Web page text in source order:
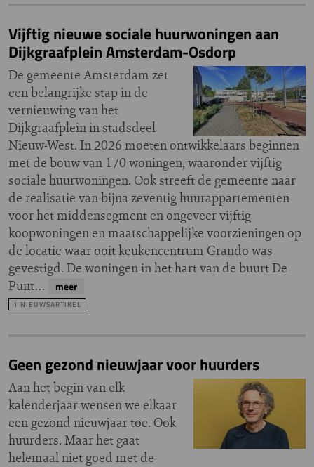
Vijftig nieuwe sociale huurwoningen aan
Dijkgraafplein Amsterdam-Osdorp
De gemeente Amsterdam zet
een belangrijke stap in de
vernieuwing van het
Dijkgraafplein in stadsdeel
Nieuw-West. In 2026 moeten ontwikkelaars beginnen
met de bouw van 170 woningen, waaronder vijftig
sociale huurwoningen. Ook streeft de gemeente naar
de realisatie van bijna zeventig huurappartementen
voor het middensegment en ongeveer vijftig
koopwoningen en maatschappelijke voorzieningen op
de locatie waar ooit keukencentrum Grando was
gevestigd. De woningen in het hart van de buurt De
Punt…
meer
1 NIEUWSARTIKEL
Geen gezond nieuwjaar voor huurders
Aan het begin van elk
kalenderjaar wensen we elkaar
een gezond nieuwjaar toe. Ook
huurders. Maar het gaat
helemaal niet goed met de